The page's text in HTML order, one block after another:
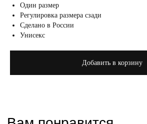
Один размер
Регулировка размера сзади
Сделано в России
Унисекс
Добавить в корзину